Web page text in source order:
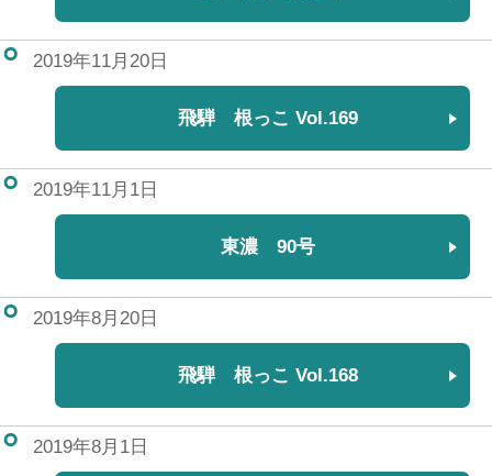
2019年11月20日
飛騨 根っこ Vol.169
2019年11月1日
東濃 90号
2019年8月20日
飛騨 根っこ Vol.168
2019年8月1日